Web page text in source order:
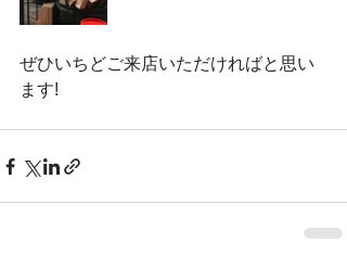
ぜひいちどご来店いただければと思い
ます!